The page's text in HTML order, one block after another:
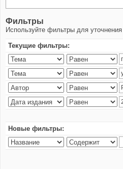
Фильтры
Используйте фильтры для уточнения
Текущие фильтры:
Новые фильтры: